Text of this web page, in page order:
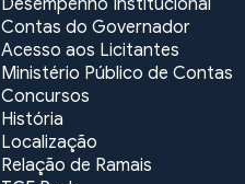
Desempenho Institucional
Contas do Governador
Acesso aos Licitantes
Ministério Público de Contas
Concursos
História
Localização
Relação de Ramais